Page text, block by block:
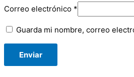
Correo electrónico *
Guarda mi nombre, correo